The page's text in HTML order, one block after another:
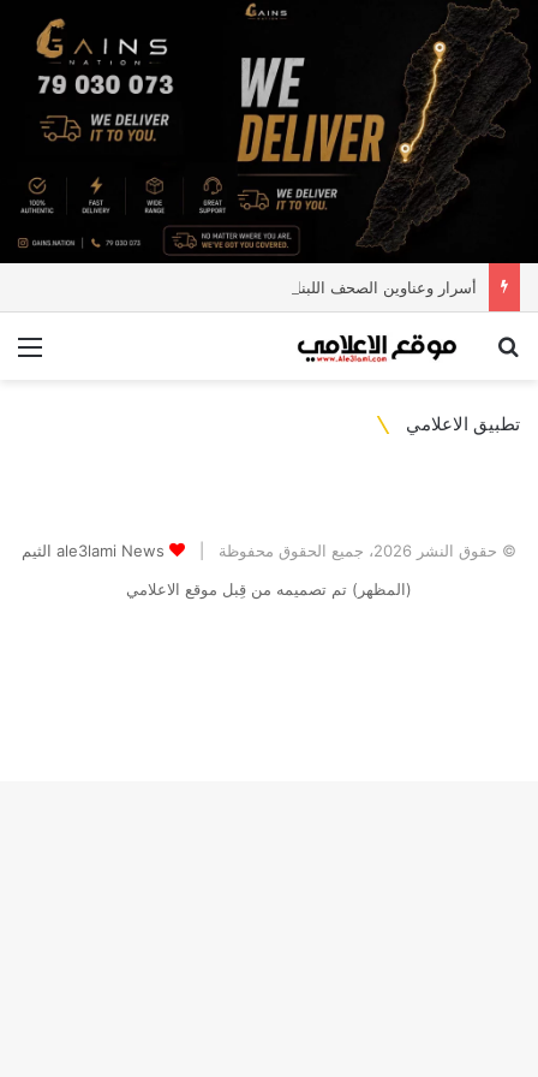
أسرار وعناوين الصحف اللبنانية
بحث عن
تطبيق الاعلامي
© حقوق النشر 2026، جميع الحقوق محفوظة |
ale3lami News الثيم
(المظهر) تم تصميمه من قِبل موقع الاعلامي